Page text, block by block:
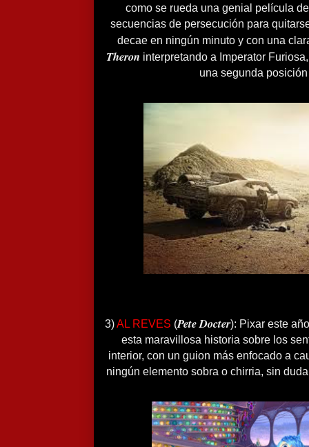
como se rueda una genial película
secuencias de persecución para
decae en ningún minuto y con una
Theron interpretando a Imperator
una segunda posición
3)AL REVES (Pete Docter): Pixar este
esta maravillosa historia sobre los
interior, con un guion más enfocado a
ningún elemento sobra o chirria, sin